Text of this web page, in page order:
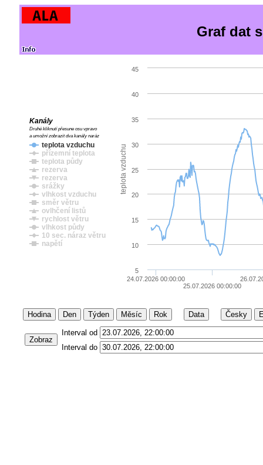
Graf dat
teplota vzduchu
teplota vzduchu
přízemní teplota
teplota půdy
rezerva
rezerva
srážky
vlhkost vzduchu
směr větru
ovlhčení listů
rychlost větru
vlhkost půdy
10 sec. náraz větru
napětí
Kanály
Druhé kliknutí přesune osu vpravo
a umožní zobrazit dva kanály naráz
24.07.2026 00:00:00
25.07.2026 00:00:00
5
10
15
20
25
30
35
40
45
Hodina Den Týden Měsíc Rok Data Česky
Zobraz
Interval od
Interval do